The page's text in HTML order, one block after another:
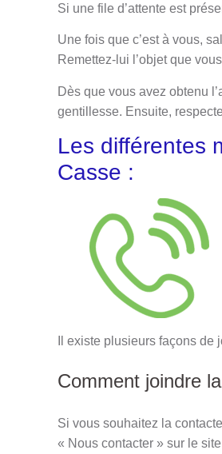
Si une file d’attente est
Une fois que c’est à vous,
Remettez-lui l’objet que
Dès que vous avez obtenu
gentillesse. Ensuite,
Les différentes
Casse :
Il existe plusieurs façons de
Comment joindre
Si vous souhaitez la
« Nous contacter » sur le